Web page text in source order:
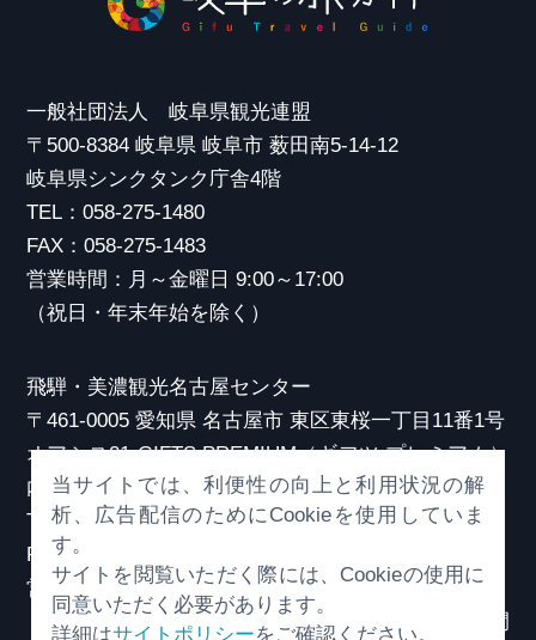
一般社団法人 岐阜県観光連盟
〒500-8384 岐阜県 岐阜市 薮田南5-14-12
岐阜県シンクタンク庁舎4階
TEL：058-275-1480
FAX：058-275-1483
営業時間：月～金曜日 9:00～17:00
（祝日・年末年始を除く）
飛騨・美濃観光名古屋センター
〒461-0005 愛知県 名古屋市 東区東桜一丁目11番1号
オアシス21 GIFTS PREMIUM（ギフツ プレミアム）
内
TEL：052-253-6185
FAX：052-253-6186
営業時間：10:00～21:00
（原則、元日を除き年中無休）※観光相談対応時間
当サイトでは、利便性の向上と利用状況の解
析、広告配信のためにCookieを使用していま
す。
サイトを閲覧いただく際には、Cookieの使用に
同意いただく必要があります。
詳細はサイトポリシーをご確認ください。